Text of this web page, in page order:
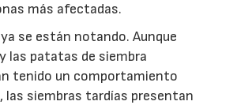
más afectadas.
se están notando. Aunque
las patatas de siembra
tenido un comportamiento
las siembras tardías presentan